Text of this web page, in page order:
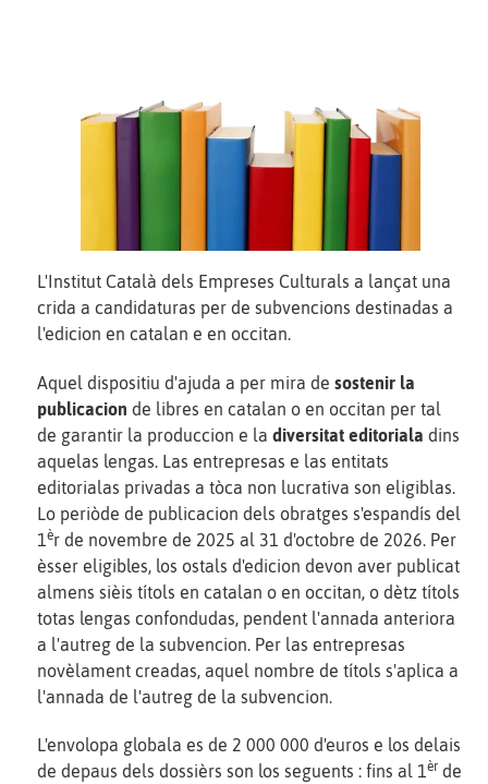
L'Institut Català dels Empreses Culturals a lançat una
crida a candidaturas per de subvencions destinadas a
l'edicion en catalan e en occitan.
Aquel dispositiu d'ajuda a per mira de sostenir la
publicacion de libres en catalan o en occitan per tal
de garantir la produccion e la diversitat editoriala dins
aquelas lengas. Las entrepresas e las entitats
editorialas privadas a tòca non lucrativa son eligiblas.
Lo periòde de publicacion dels obratges s'espandís del
1èr de novembre de 2025 al 31 d'octobre de 2026. Per
èsser eligibles, los ostals d'edicion devon aver publicat
almens sièis títols en catalan o en occitan, o dètz títols
totas lengas confondudas, pendent l'annada anteriora
a l'autreg de la subvencion. Per las entrepresas
novèlament creadas, aquel nombre de títols s'aplica a
l'annada de l'autreg de la subvencion.
L'envolopa globala es de 2 000 000 d'euros e los delais
de depaus dels dossièrs son los seguents : fins al 1èr de